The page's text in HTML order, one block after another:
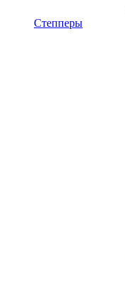
Степперы